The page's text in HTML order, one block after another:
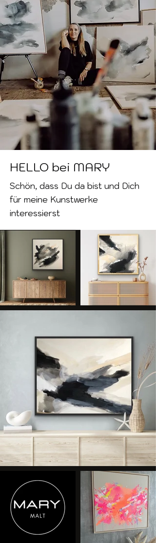
HELLO bei MARY
Schön, dass Du da bist und Dich
für meine Kunstwerke
interessierst